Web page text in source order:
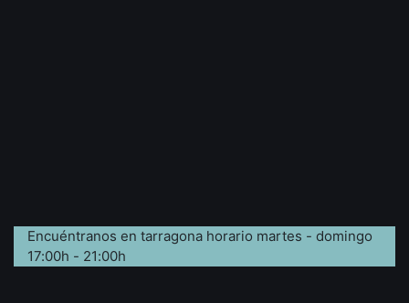
Encuéntranos en tarragona horario martes - domingo
17:00h - 21:00h